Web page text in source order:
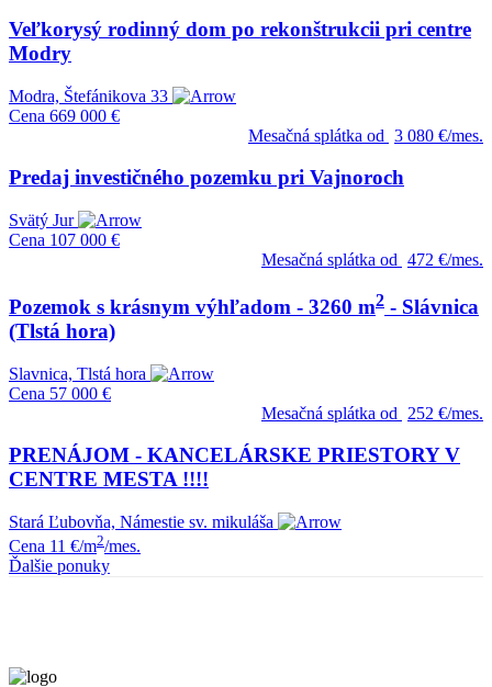
Veľkorysý rodinný dom po rekonštrukcii pri centre
Modry
Modra, Štefánikova 33
Cena 669 000 €
Mesačná splátka od 3 080 €/mes.
Predaj investičného pozemku pri Vajnoroch
Svätý Jur
Cena 107 000 €
Mesačná splátka od 472 €/mes.
Pozemok s krásnym výhľadom - 3260 m2 - Slávnica
(Tlstá hora)
Slavnica, Tlstá hora
Cena 57 000 €
Mesačná splátka od
252 €/mes.
PRENÁJOM - KANCELÁRSKE PRIESTORY V
CENTRE MESTA !!!!
Stará Ľubovňa, Námestie sv. mikuláša
Cena 11 €/m2/mes.
Ďalšie ponuky